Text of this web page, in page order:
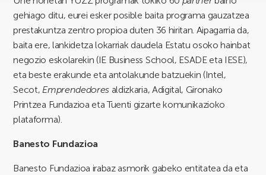
gehiago ditu, eurei esker posible baita programa gauzatzea
prestakuntza zentro propioa duten 36 hiritan. Aipagarria da,
baita ere, lankidetza lokarriak daudela Estatu osoko hainbat
negozio eskolarekin (IE Business School, ESADE eta IESE),
eta beste erakunde eta antolakunde batzuekin (Intel,
Secot,Emprendedores aldizkaria, Adigital, Gironako
Printzea Fundazioa eta Tuenti gizarte komunikazioko
plataforma).
Banesto Fundazioa
Banesto Fundazioa irabaz asmorik gabeko entitatea da eta